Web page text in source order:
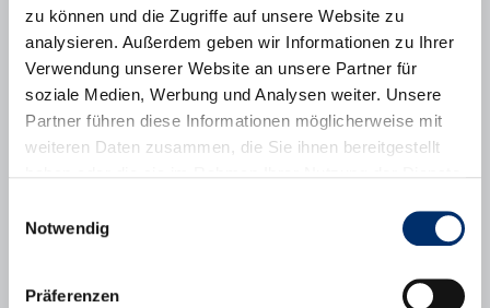
zu können und die Zugriffe auf unsere Website zu
analysieren. Außerdem geben wir Informationen zu Ihrer
Verwendung unserer Website an unsere Partner für
soziale Medien, Werbung und Analysen weiter. Unsere
Partner führen diese Informationen möglicherweise mit
weiteren Daten zusammen, die Sie ihnen bereitgestellt
Notwendig
Präferenzen
Baugebiet. Die Grundlage für die Bebauung dieses Gebietes gab
Bebauungsplan Nr. 50 "Wohnpark Roggenstein".
bis 2013. Derzeit wird noch ein weiteres Kinderhaus auf der
städtischen Gemeinbedarfsfläche errichtet.